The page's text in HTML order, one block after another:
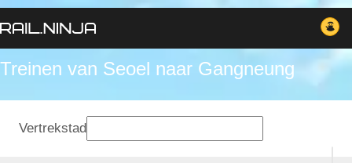
Treinen van Seoel naar Gangneung
Vertrekstad